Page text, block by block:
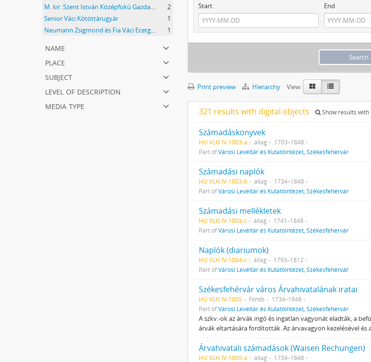
M. kir. Szent István Középfokú Gazdasági Tanintézet és Mezőgazdasági Szaktanácsadó Állomás
2
Senior Váci Kötöttárugyár
1
Neumann Zsigmond és Fia Váci Ecetgyár
1
name
place
subject
level of description
media type
Start
End
Print preview Hierarchy View:
321 results with digital objects Show results
Számadáskönyvek
HU VLKI IV-1003-a állag
1703–1848
Part ofVárosi Levéltár és Kutatóintézet, Székesfehérvár
Számadási naplók
HU VLKI IV-1003-b állag
1734–1848
Part ofVárosi Levéltár és Kutatóintézet, Székesfehérvár
Számadási mellékletek
HU VLKI IV-1003-c állag
1741–1848
Part ofVárosi Levéltár és Kutatóintézet, Székesfehérvár
Naplók (diariumok)
HU VLKI IV-1004-c állag
1793–1812
Part ofVárosi Levéltár és Kutatóintézet, Székesfehérvár
Székesfehérvár város Árvahivatalának iratai
HU VLKI IV-1005 Fonds
1734–1848
Part ofVárosi Levéltár és Kutatóintézet, Székesfehérvár
A szkv.-ok az árvák ingó és ingatlan vagyonát eladták, a
árvák eltartására fordították. Az árvavagyon kezelésével
Árvahivatali számadások (Waisen Rechungen)
HU VLKI IV-1005-a állag
1734–1848